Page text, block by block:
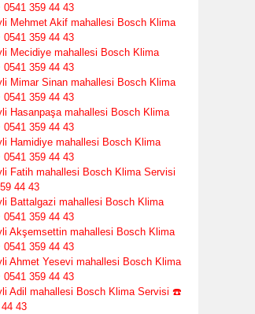
359 44 43
Mehmet Akif mahallesi Bosch Klima
359 44 43
Mecidiye mahallesi Bosch Klima
359 44 43
Mimar Sinan mahallesi Bosch Klima
359 44 43
Hasanpaşa mahallesi Bosch Klima
359 44 43
Hamidiye mahallesi Bosch Klima
359 44 43
Fatih mahallesi Bosch Klima Servisi
44 43
Battalgazi mahallesi Bosch Klima
359 44 43
Akşemsettin mahallesi Bosch Klima
359 44 43
Ahmet Yesevi mahallesi Bosch Klima
359 44 43
Adil mahallesi Bosch Klima Servisi ☎️
43